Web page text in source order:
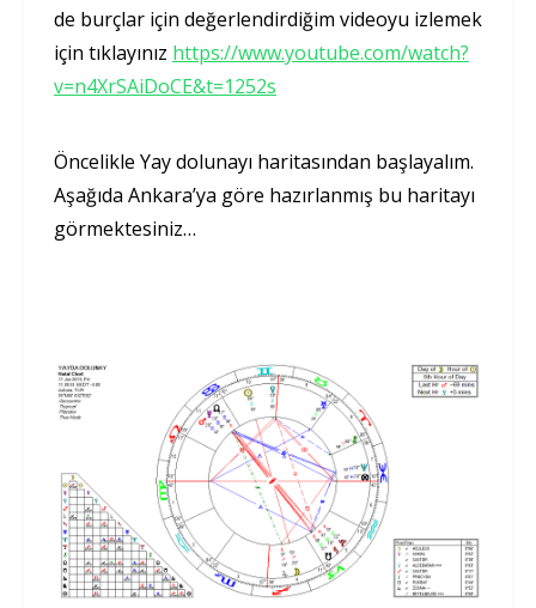
de burçlar için değerlendirdiğim videoyu izlemek
için tıklayınız https://www.youtube.com/watch?
v=n4XrSAiDoCE&t=1252s
Öncelikle Yay dolunayı haritasından başlayalım.
Aşağıda Ankara’ya göre hazırlanmış bu haritayı
görmektesiniz…